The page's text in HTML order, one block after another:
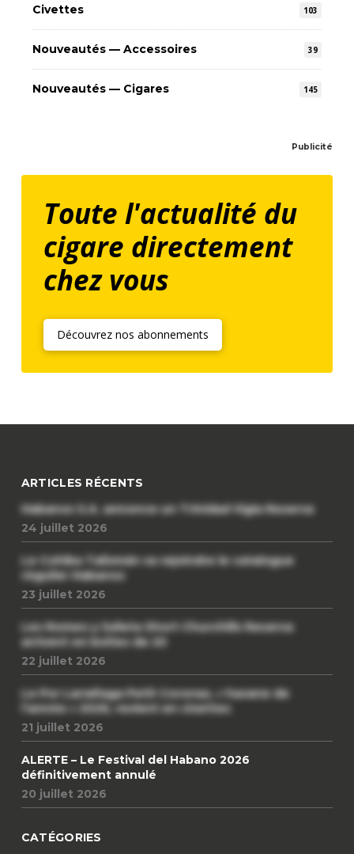
Civettes 103
Nouveautés — Accessoires 39
Nouveautés — Cigares 145
Publicité
Toute l'actualité du
cigare directement
chez vous
Découvrez nos abonnements
ARTICLES RÉCENTS
Habanos S.A. annonce un Trinidad Vigia Reserva
24 juillet 2026
Le Cohiba Talismán va rejoindre le catalogue
régulier Habanos
23 juillet 2026
Les Romeo y Julieta Short Churchills Reserva
arrivent en boîtes de 20
22 juillet 2026
Le Por Larrañaga Petit Coronas, « havane de
l’année » 2026, revient en civettes
21 juillet 2026
ALERTE – Le Festival del Habano 2026
définitivement annulé
20 juillet 2026
CATÉGORIES